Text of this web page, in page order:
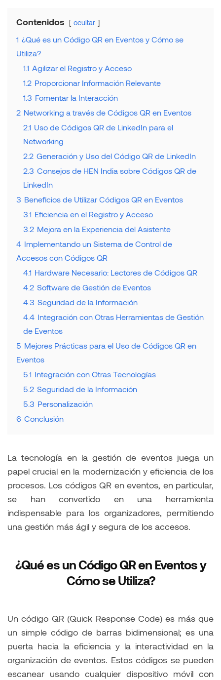
Contenidos ocultar
1 ¿Qué es un Código QR en Eventos y Cómo se
Utiliza?
1.1 Agilizar el Registro y Acceso
1.2 Proporcionar Información Relevante
1.3 Fomentar la Interacción
2 Networking a través de Códigos QR en Eventos
2.1 Uso de Códigos QR de LinkedIn para el
Networking
2.2 Generación y Uso del Código QR de LinkedIn
2.3 Consejos de HEN India sobre Códigos QR de
LinkedIn
3 Beneficios de Utilizar Códigos QR en Eventos
3.1 Eficiencia en el Registro y Acceso
3.2 Mejora en la Experiencia del Asistente
4 Implementando un Sistema de Control de
Accesos con Códigos QR
4.1 Hardware Necesario: Lectores de Códigos QR
4.2 Software de Gestión de Eventos
4.3 Seguridad de la Información
4.4 Integración con Otras Herramientas de Gestión
de Eventos
5 Mejores Prácticas para el Uso de Códigos QR en
Eventos
5.1 Integración con Otras Tecnologías
5.2 Seguridad de la Información
5.3 Personalización
6 Conclusión
La tecnología en la gestión de eventos juega un
papel crucial en la modernización y eficiencia de los
procesos. Los códigos QR en eventos, en particular,
se han convertido en una herramienta
indispensable para los organizadores, permitiendo
una gestión más ágil y segura de los accesos.
¿Qué es un Código QR en Eventos y
Cómo se Utiliza?
Un código QR (Quick Response Code) es más que
un simple código de barras bidimensional; es una
puerta hacia la eficiencia y la interactividad en la
organización de eventos. Estos códigos se pueden
escanear usando cualquier dispositivo móvil con